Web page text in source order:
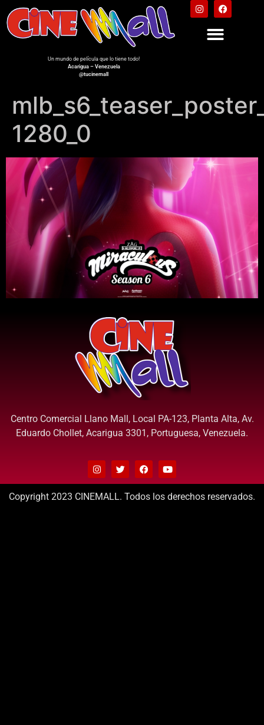
Un mundo de película que lo tiene todo!
Acarigua – Venezuela
@tucinemall
1280_0
Centro Comercial Llano Mall, Local PA-123, Planta Alta, Av.
Eduardo Chollet, Acarigua 3301, Portuguesa, Venezuela.
Copyright 2023 CINEMALL. Todos los derechos reservados.